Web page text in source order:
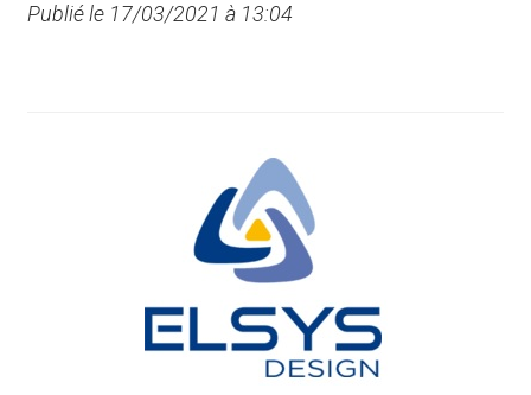
Publié le 17/03/2021 à 13:04